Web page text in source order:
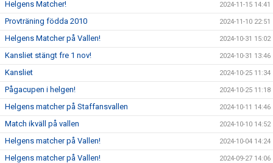
Helgens Matcher! 2024-11-15 14:41
Provträning födda 2010 2024-11-10 22:51
Helgens Matcher på Vallen! 2024-10-31 15:02
Kansliet stängt fre 1 nov! 2024-10-31 13:46
Kansliet 2024-10-25 11:34
Pågacupen i helgen! 2024-10-25 11:18
Helgens matcher på Staffansvallen 2024-10-11 14:46
Match ikväll på vallen 2024-10-10 14:52
Helgens matcher på Vallen! 2024-10-04 14:24
Helgens matcher på Vallen! 2024-09-27 14:06